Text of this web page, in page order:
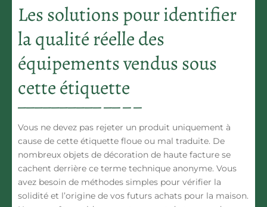
Les solutions pour identifier
la qualité réelle des
équipements vendus sous
cette étiquette
Vous ne devez pas rejeter un produit uniquement à
cause de cette étiquette floue ou mal traduite. De
nombreux objets de décoration de haute facture se
cachent derrière ce terme technique anonyme. Vous
avez besoin de méthodes simples pour vérifier la
solidité et l’origine de vos futurs achats pour la maison.